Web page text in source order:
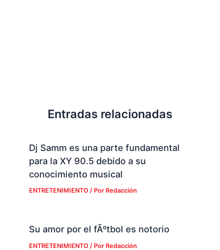
Entradas relacionadas
Dj Samm es una parte fundamental
para la XY 90.5 debido a su
conocimiento musical
ENTRETENIMIENTO/ Por Redacción
Su amor por el fÃºtbol es notorio
ENTRETENIMIENTO/ Por Redacción